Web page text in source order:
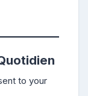
to your